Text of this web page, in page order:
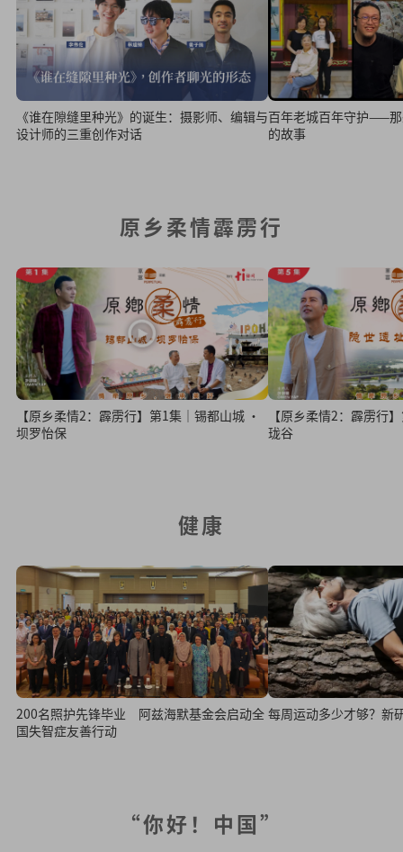
《谁在隙缝里种光》的诞生：摄影师、编辑与
设计师的三重创作对话
百年老城百年守护——
的故事
原乡柔情霹雳行
【原乡柔情2：霹雳行】第1集｜锡都山城 ·
坝罗怡保
【原乡柔情2：霹雳行
珑谷
健康
200名照护先锋毕业 阿兹海默基金会启动全
国失智症友善行动
每周运动多少才够？
“你好！中国”